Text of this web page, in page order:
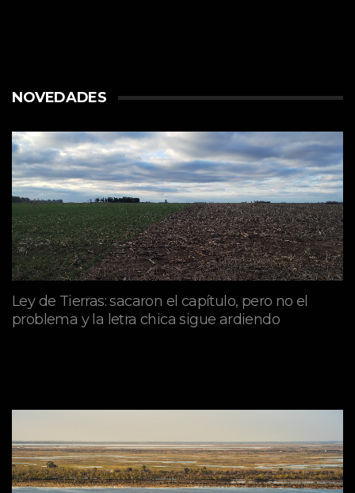
NOVEDADES
Ley de Tierras: sacaron el capítulo, pero no el
problema y la letra chica sigue ardiendo